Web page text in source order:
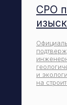
СРО
и
на